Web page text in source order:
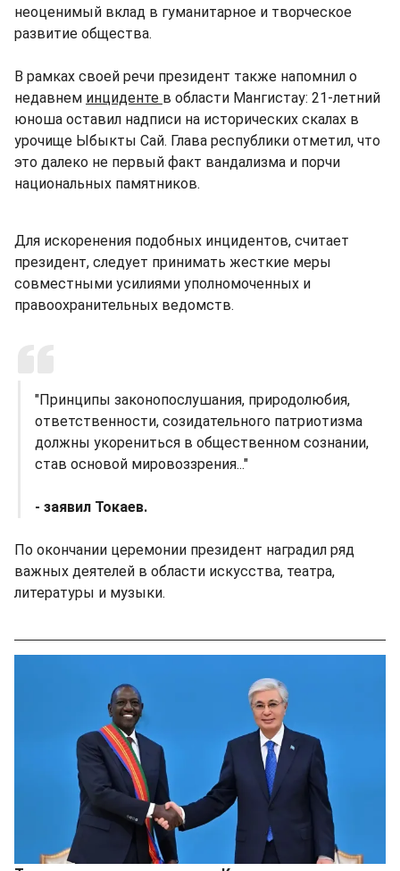
неоценимый вклад в гуманитарное и творческое
развитие общества.
В рамках своей речи президент также напомнил о
недавнем инциденте в области Мангистау: 21-летний
юноша оставил надписи на исторических скалах в
урочище Ыбыкты Сай. Глава республики отметил, что
это далеко не первый факт вандализма и порчи
национальных памятников.
Для искоренения подобных инцидентов, считает
президент, следует принимать жесткие меры
совместными усилиями уполномоченных и
правоохранительных ведомств.
"Принципы законопослушания, природолюбия,
ответственности, созидательного патриотизма
должны укорениться в общественном сознании,
став основой мировоззрения..."
- заявил Токаев.
По окончании церемонии президент наградил ряд
важных деятелей в области искусства, театра,
литературы и музыки.